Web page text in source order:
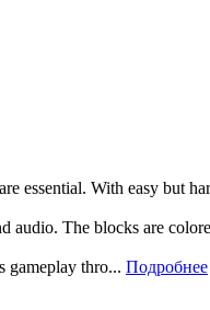
essential. With easy but
audio. The blocks are
gameplay thro... Подробнее